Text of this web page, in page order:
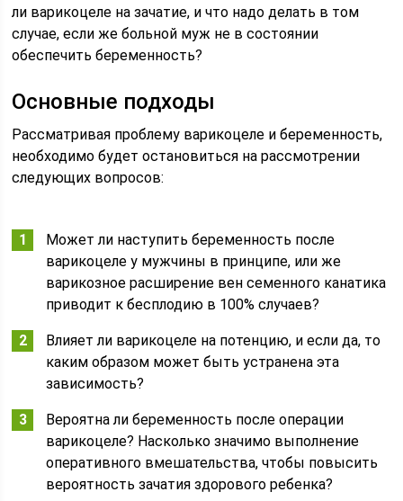
ли варикоцеле на зачатие, и что надо делать в том
случае, если же больной муж не в состоянии
обеспечить беременность?
Основные подходы
Рассматривая проблему варикоцеле и беременность,
необходимо будет остановиться на рассмотрении
следующих вопросов:
Может ли наступить беременность после
варикоцеле у мужчины в принципе, или же
варикозное расширение вен семенного канатика
приводит к бесплодию в 100% случаев?
Влияет ли варикоцеле на потенцию, и если да, то
каким образом может быть устранена эта
зависимость?
Вероятна ли беременность после операции
варикоцеле? Насколько значимо выполнение
оперативного вмешательства, чтобы повысить
вероятность зачатия здорового ребенка?